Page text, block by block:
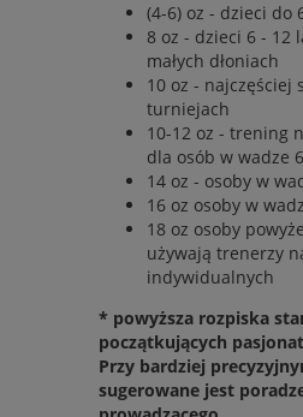
(4-6) oz - dzieci do
8 oz - dzieci 6 - 12
małych dłoniach
10 oz - najczęściej
turniejach
10-12 oz - trening
dla osób w wadze
14 oz - osoby w
16 oz osoby w
18 oz osoby
używają trenerzy
indywidualnych
* powyższa rozpiska
początkujących
Przy bardziej
sugerowane jest